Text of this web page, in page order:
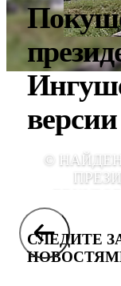
версии
©
СЛЕДИТЕ